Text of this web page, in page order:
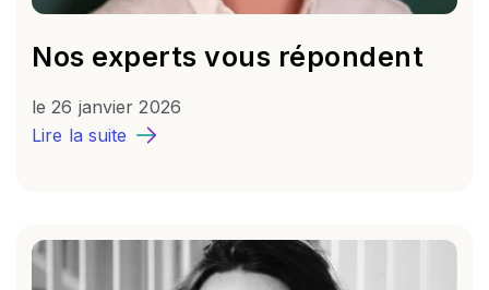
Nos experts vous répondent
le 26 janvier 2026
Lire la suite